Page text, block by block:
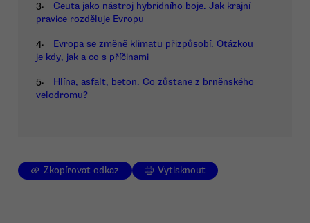
3.
Ceuta jako nástroj hybridního boje. Jak krajní
pravice rozděluje Evropu
4.
Evropa se změně klimatu přizpůsobí. Otázkou
je kdy, jak a co s příčinami
5.
Hlína, asfalt, beton. Co zůstane z brněnského
velodromu?
Zkopírovat odkaz Vytisknout